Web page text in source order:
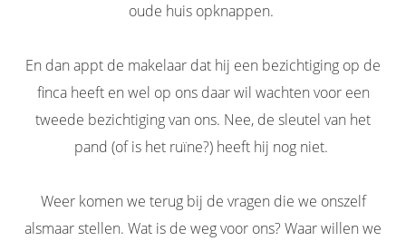
oude huis opknappen.
En dan appt de makelaar dat hij een bezichtiging op de
finca heeft en wel op ons daar wil wachten voor een
tweede bezichtiging van ons. Nee, de sleutel van het
pand (of is het ruïne?) heeft hij nog niet.
Weer komen we terug bij de vragen die we onszelf
alsmaar stellen. Wat is de weg voor ons? Waar willen we